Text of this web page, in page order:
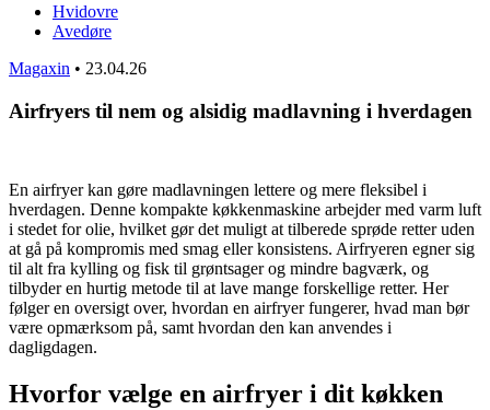
Hvidovre
Avedøre
Magaxin • 23.04.26
Airfryers til nem og alsidig madlavning i hverdagen
En airfryer kan gøre madlavningen lettere og mere fleksibel i
hverdagen. Denne kompakte køkkenmaskine arbejder med varm luft
i stedet for olie, hvilket gør det muligt at tilberede sprøde retter uden
at gå på kompromis med smag eller konsistens. Airfryeren egner sig
til alt fra kylling og fisk til grøntsager og mindre bagværk, og
tilbyder en hurtig metode til at lave mange forskellige retter. Her
følger en oversigt over, hvordan en airfryer fungerer, hvad man bør
være opmærksom på, samt hvordan den kan anvendes i
dagligdagen.
Hvorfor vælge en airfryer i dit køkken